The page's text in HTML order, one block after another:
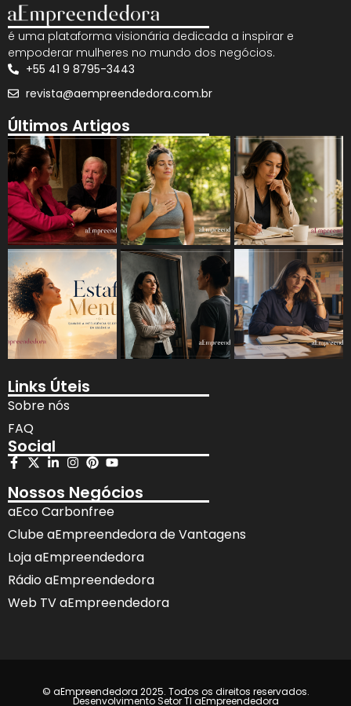
é uma plataforma visionária dedicada a inspirar e
empoderar mulheres no mundo dos negócios.
+55 41 9 8795-3443
revista@aempreendedora.com.br
Últimos Artigos
Links Úteis
Sobre nós
FAQ
Social
Nossos Negócios
aEco Carbonfree
Clube aEmpreendedora de Vantagens
Loja aEmpreendedora
Rádio aEmpreendedora
Web TV aEmpreendedora
© aEmpreendedora 2025. Todos os direitos reservados.
Desenvolvimento Setor TI aEmpreendedora